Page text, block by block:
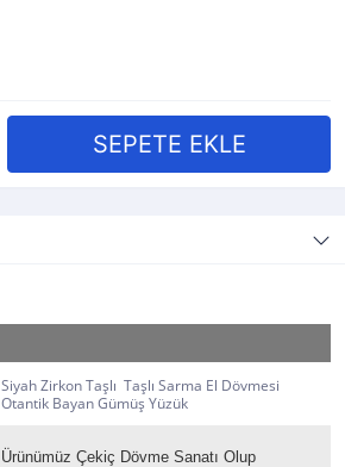
Siyah Zirkon Taşlı Taşlı Sarma El Dövmesi
Otantik Bayan Gümüş Yüzük
Ürünümüz Çekiç Dövme Sanatı Olup